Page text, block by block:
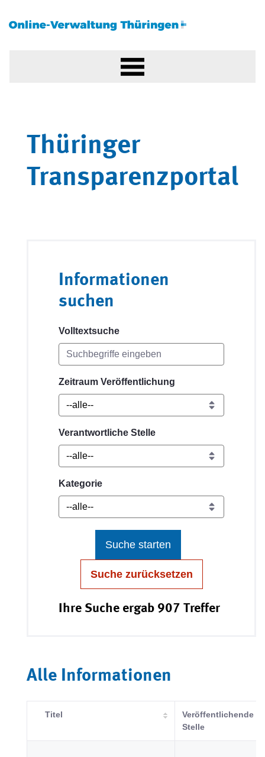
Thüringer
Transparenzportal
Informationen
suchen
Volltextsuche
Zeitraum Veröffentlichung
Verantwortliche Stelle
Kategorie
Suche starten
Suche zurücksetzen
Ihre Suche ergab 907 Treffer
Alle Informationen
Titel
Veröffentlichende
Stelle